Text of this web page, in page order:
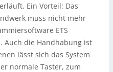
Ein Vorteil: Das
muss nicht mehr
ETS
Auch die Handhabung ist
lässt sich das System
normale Taster, zum